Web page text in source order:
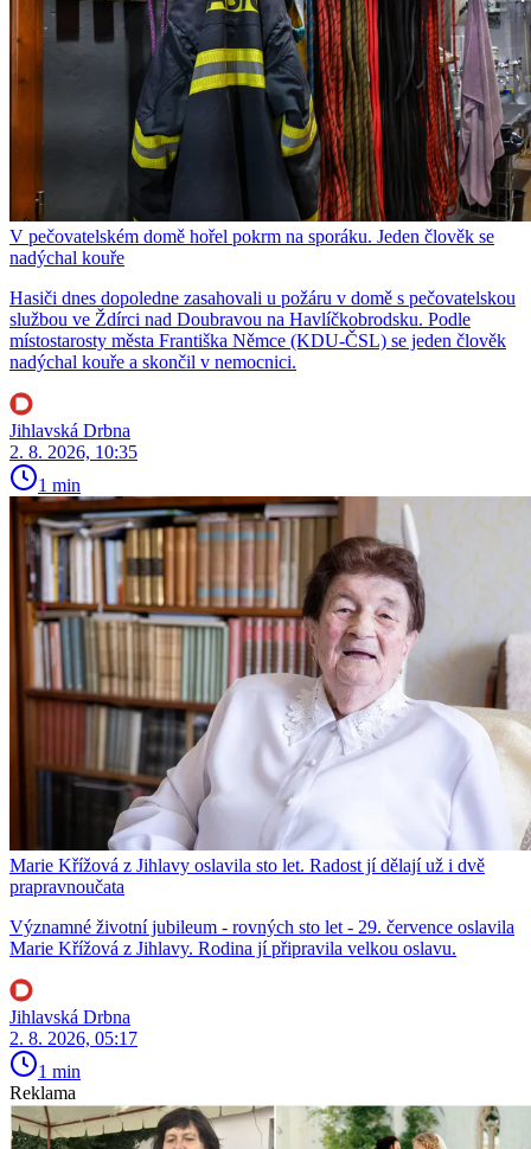
V pečovatelském domě hořel pokrm na sporáku. Jeden člověk se
nadýchal kouře
Hasiči dnes dopoledne zasahovali u požáru v domě s pečovatelskou
službou ve Ždírci nad Doubravou na Havlíčkobrodsku. Podle
místostarosty města Františka Němce (KDU-ČSL) se jeden člověk
nadýchal kouře a skončil v nemocnici.
Jihlavská Drbna
2. 8. 2026, 10:35
1 min
Marie Křížová z Jihlavy oslavila sto let. Radost jí dělají už i dvě
prapravnoučata
Významné životní jubileum - rovných sto let - 29. července oslavila
Marie Křížová z Jihlavy. Rodina jí připravila velkou oslavu.
Jihlavská Drbna
2. 8. 2026, 05:17
1 min
Reklama